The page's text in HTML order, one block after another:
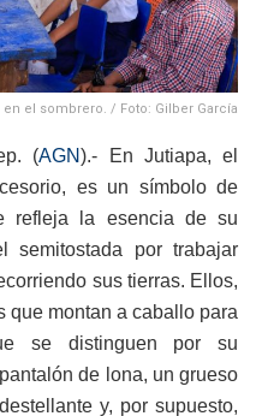
el sombrero. / Foto: Gilber García
(AGN).- En Jutiapa, el
es un símbolo de
refleja la esencia de su
por trabajar
sus tierras. Ellos,
que montan a caballo para
se distinguen por su
de lona, un grueso
y, por supuesto,